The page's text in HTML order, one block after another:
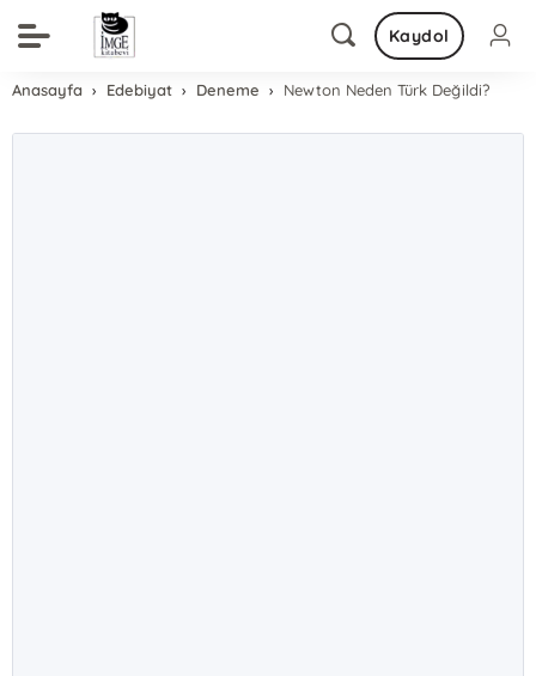
Kaydol
Anasayfa Edebiyat Deneme Newton Neden Türk Değildi?